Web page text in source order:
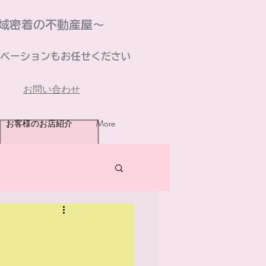
密着の不動産屋～
ーションもお任せください
お問い合わせ
お客様のお店紹介 More